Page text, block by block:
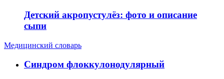
Детский акропустулёз: фото и описание
сыпи
Медицинский словарь
Cиндром флоккулонодулярный